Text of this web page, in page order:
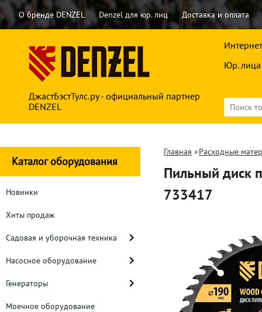
О бренде DENZEL Denzel для юр. лиц Доставка и оплата
ДжастБэстТулс.ру - официальный партнер
DENZEL
Юр. лица
Каталог оборудования
Новинки
Хиты продаж
Садовая и уборочная техника
Насосное оборудование
Генераторы
Моечное оборудование
Главная »Расходные
Пильный диск
733417